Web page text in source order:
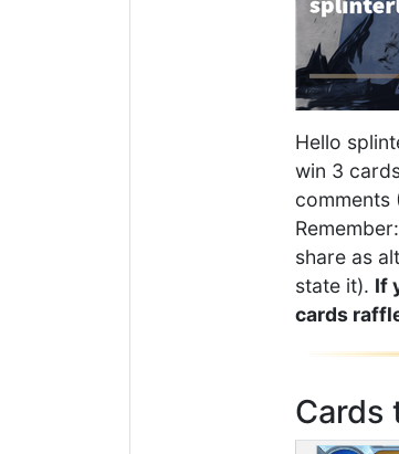
Hello
win 3
comments
share as
state it). If
cards
Cards